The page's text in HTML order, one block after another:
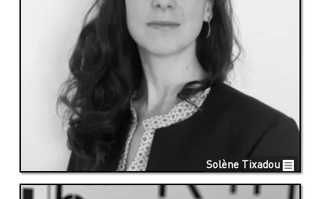
Solène Tixadou